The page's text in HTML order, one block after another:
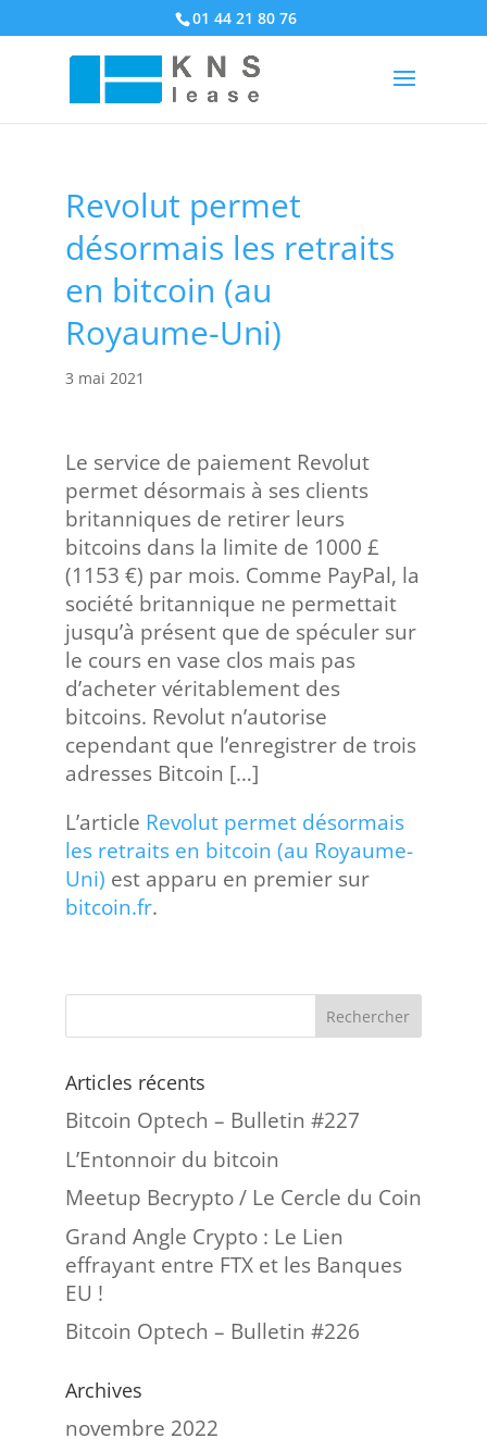
01 44 21 80 76
Revolut permet
désormais les retraits
en bitcoin (au
Royaume-Uni)
3 mai 2021
Le service de paiement Revolut
permet désormais à ses clients
britanniques de retirer leurs
bitcoins dans la limite de 1000 £
(1153 €) par mois. Comme PayPal, la
société britannique ne permettait
jusqu’à présent que de spéculer sur
le cours en vase clos mais pas
d’acheter véritablement des
bitcoins. Revolut n’autorise
cependant que l’enregistrer de trois
adresses Bitcoin […]
L’article Revolut permet désormais
les retraits en bitcoin (au Royaume-
Uni) est apparu en premier sur
bitcoin.fr.
Articles récents
Bitcoin Optech – Bulletin #227
L’Entonnoir du bitcoin
Meetup Becrypto / Le Cercle du Coin
Grand Angle Crypto : Le Lien
effrayant entre FTX et les Banques
EU !
Bitcoin Optech – Bulletin #226
Archives
novembre 2022